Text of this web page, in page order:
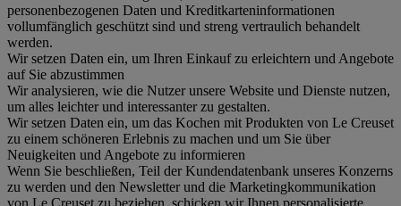
personenbezogenen Daten und Kreditkarteninformationen
vollumfänglich geschützt sind und streng vertraulich behandelt
werden.
Wir setzen Daten ein, um Ihren Einkauf zu erleichtern und Angebote
auf Sie abzustimmen
Wir analysieren, wie die Nutzer unsere Website und Dienste nutzen,
um alles leichter und interessanter zu gestalten.
Wir setzen Daten ein, um das Kochen mit Produkten von Le Creuset
zu einem schöneren Erlebnis zu machen und um Sie über
Neuigkeiten und Angebote zu informieren
Wenn Sie beschließen, Teil der Kundendatenbank unseres Konzerns
zu werden und den Newsletter und die Marketingkommunikation
von Le Creuset zu beziehen, schicken wir Ihnen personalisierte